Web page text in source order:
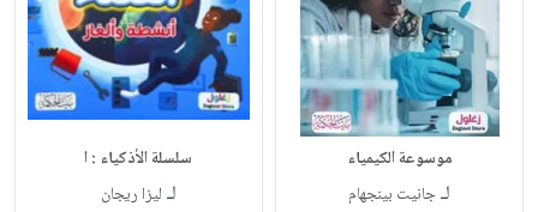
موسوعة الكيمياء
لـجانيت بينجهام
سلسلة الأذكياء : ا
لـ ليزا ريجان